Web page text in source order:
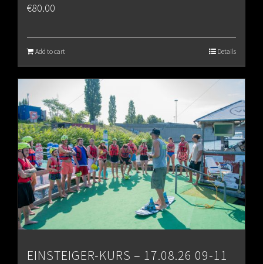
€80.00
Add to cart Details
EINSTEIGER-KURS – 17.08.26 09-11